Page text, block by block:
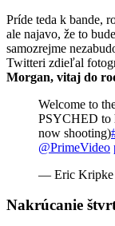
Príde teda k bande,
ale najavo, že to
samozrejme
Twitteri zdieľal
Morgan, vitaj do
Welcome to
PSYCHED to
now shooting)
@PrimeVideo
— Eric Kripke
Nakrúcanie